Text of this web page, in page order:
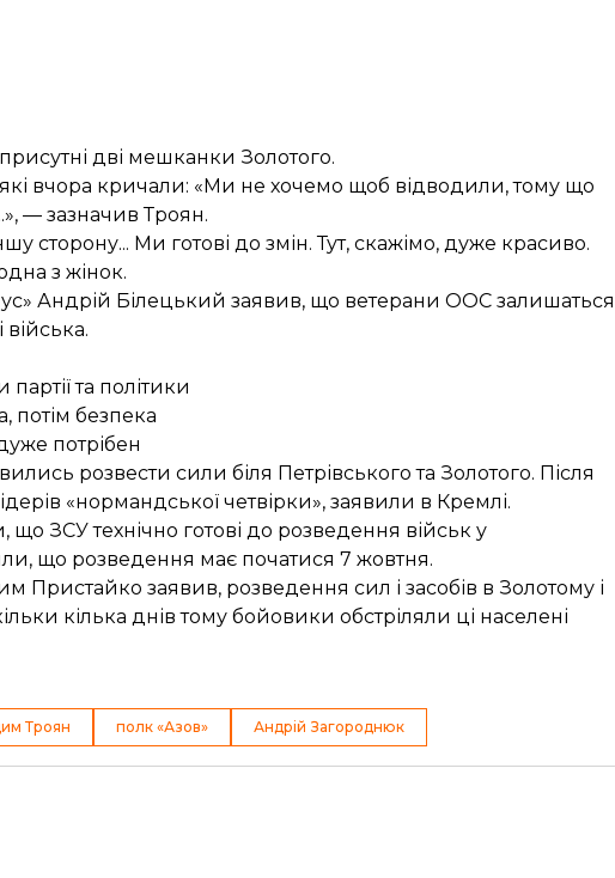
дві мешканки Золотого.
вчора кричали: «Ми не хочемо щоб відводили, тому що
— зазначив Троян.
сторону... Ми готові до змін. Тут, скажімо, дуже красиво.
з жінок.
Андрій Білецький заявив, що ветерани ООС залишаться
та політики
потім безпека
потрібен
розвести сили біля Петрівського та Золотого. Після
«нормандської четвірки», заявили в Кремлі.
що ЗСУтехнічно готові до розведення військ у
що розведення має початися 7 жовтня.
Пристайко заявив, розведення сил і засобів в Золотому і
кілька днів тому бойовики обстріляли ці населені
Троян полк «Азов» Андрій Загороднюк